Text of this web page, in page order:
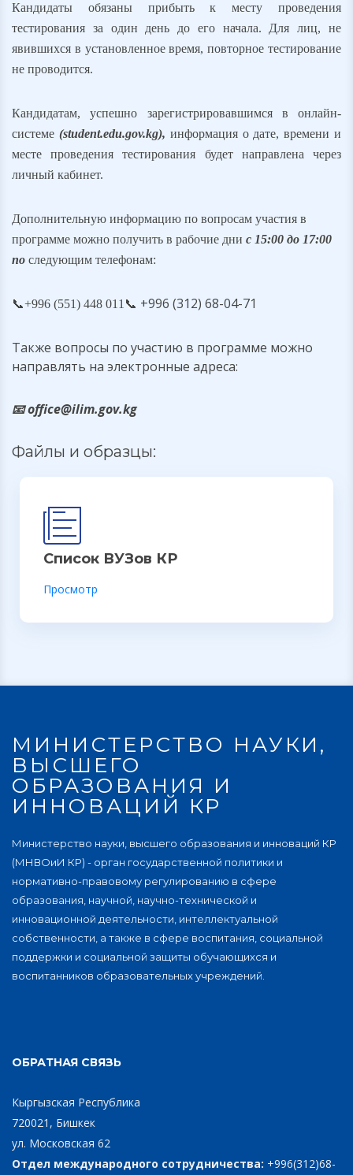
Кандидаты обязаны прибыть к месту проведения
тестирования за один день до его начала. Для лиц, не
явившихся в установленное время, повторное тестирование
не проводится.
Кандидатам, успешно зарегистрировавшимся в онлайн-
системе (student.edu.gov.kg), информация о дате, времени и
месте проведения тестирования будет направлена через
личный кабинет.
Дополнительную информацию по вопросам участия в
программе можно получить в рабочие дни с 15:00 до 17:00
по следующим телефонам:
📞+996 (551) 448 011 📞 +996 (312) 68-04-71
Также вопросы по участию в программе можно
направлять на электронные адреса:
📧 office@ilim.gov.kg
Файлы и образцы:
Список ВУЗов КР
Просмотр
МИНИСТЕРСТВО НАУКИ,
ВЫСШЕГО
ОБРАЗОВАНИЯ И
ИННОВАЦИЙ КР
Министерство науки, высшего образования и инноваций КР
(МНВОиИ КР) - орган государственной политики и
нормативно-правовому регулированию в сфере
образования, научной, научно-технической и
инновационной деятельности, интеллектуальной
собственности, а также в сфере воспитания, социальной
поддержки и социальной защиты обучающихся и
воспитанников образовательных учреждений.
ОБРАТНАЯ СВЯЗЬ
Кыргызская Республика
720021, Бишкек
ул. Московская 62
Отдел международного сотрудничества: +996(312)68-